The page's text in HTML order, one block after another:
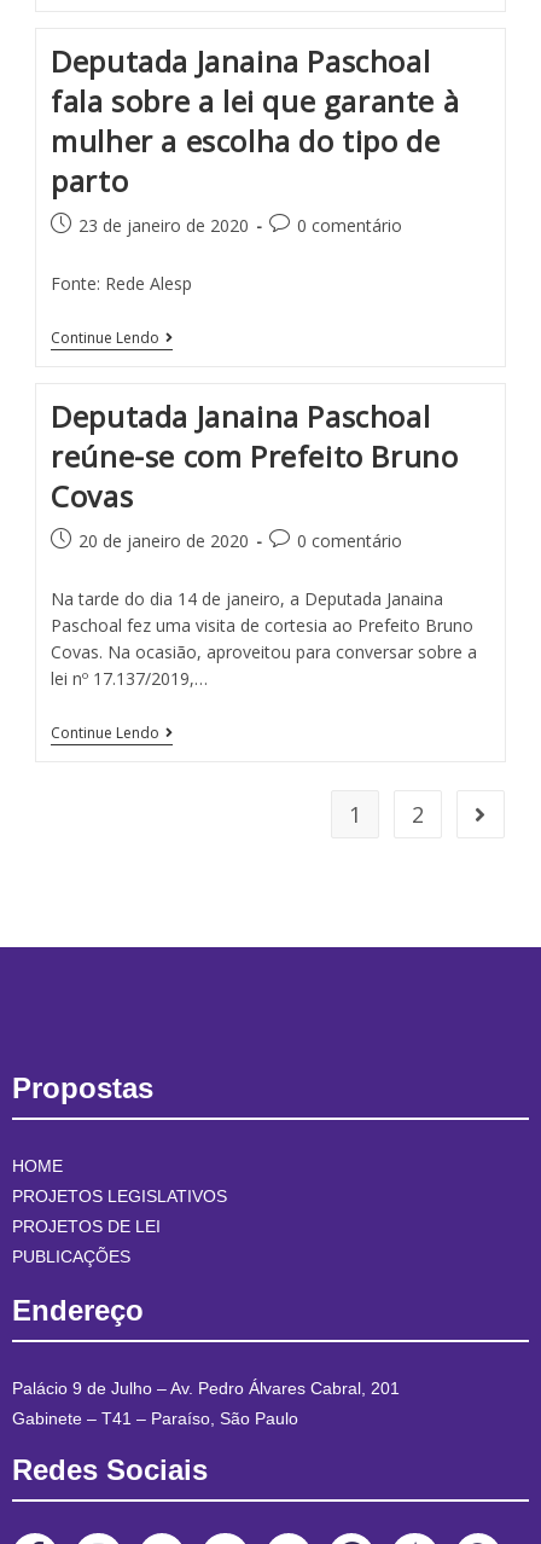
Deputada Janaina Paschoal
fala sobre a lei que garante à
mulher a escolha do tipo de
parto
23 de janeiro de 2020 0 comentário
Fonte: Rede Alesp
Continue Lendo
Deputada Janaina Paschoal
reúne-se com Prefeito Bruno
Covas
20 de janeiro de 2020 0 comentário
Na tarde do dia 14 de janeiro, a Deputada Janaina
Paschoal fez uma visita de cortesia ao Prefeito Bruno
Covas. Na ocasião, aproveitou para conversar sobre a
lei nº 17.137/2019,…
Continue Lendo
1 2
Propostas
HOME
PROJETOS LEGISLATIVOS
PROJETOS DE LEI
PUBLICAÇÕES
Endereço
Palácio 9 de Julho – Av. Pedro Álvares Cabral, 201
Gabinete – T41 – Paraíso, São Paulo
Redes Sociais